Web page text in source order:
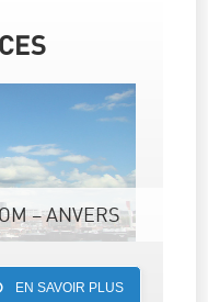
– ANVERS
EN SAVOIR PLUS